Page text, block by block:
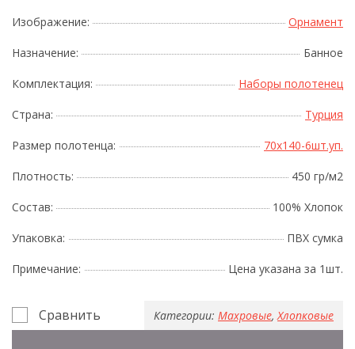
Изображение: Орнамент
Назначение: Банное
Комплектация: Наборы полотенец
Страна: Турция
Размер полотенца: 70x140-6шт.уп.
Плотность: 450 гр/м2
Состав: 100% Хлопок
Упаковка: ПВХ сумка
Примечание: Цена указана за 1шт.
Сравнить Категории: Махровые,Хлопковые